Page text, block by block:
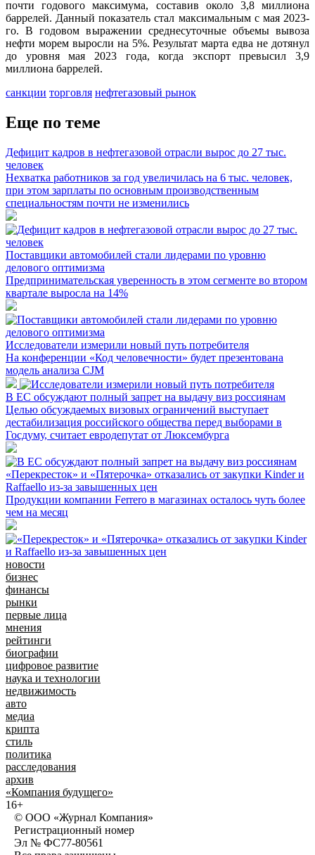
почти годового максимума, составив около 3,8 миллиона
баррелей. Данный показатель стал максимальным с мая 2023-
го. В годовом выражении среднесуточные объемы вывоза
нефти морем выросли на 5%. Результат марта едва не дотянул
до уровня мая 2023 года, когда экспорт превысил 3,9
миллиона баррелей.
санкции торговля нефтегазовый рынок
Еще по теме
Дефицит кадров в нефтегазовой отрасли вырос до 27 тыс.
человек
Нехватка работников за год увеличилась на 6 тыс. человек,
при этом зарплаты по основным производственным
специальностям почти не изменились
Поставщики автомобилей стали лидерами по уровню
делового оптимизма
Предпринимательская уверенность в этом сегменте во втором
квартале выросла на 14%
Исследователи измерили новый путь потребителя
На конференции «Код человечности» будет презентована
модель анализа CJM
В ЕС обсуждают полный запрет на выдачу виз россиянам
Целью обсуждаемых визовых ограничений выступает
дестабилизация российского общества перед выборами в
Госдуму, считает евродепутат от Люксембурга
«Перекресток» и «Пятерочка» отказались от закупки Kinder и
Raffaello из-за завышенных цен
Продукции компании Ferrero в магазинах осталось чуть более
чем на месяц
новости
бизнес
финансы
рынки
первые лица
мнения
рейтинги
биографии
цифровое развитие
наука и технологии
недвижимость
авто
медиа
крипта
стиль
политика
расследования
архив
«Компания будущего»
16+
© ООО «Журнал Компания»
Регистрационный номер
Эл № ФС77-80561